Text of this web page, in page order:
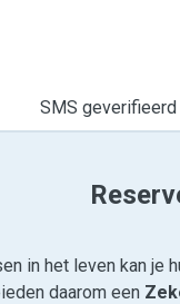
SMS geverifieerd
in het leven kan je
daarom een